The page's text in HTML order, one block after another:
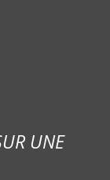
UNE